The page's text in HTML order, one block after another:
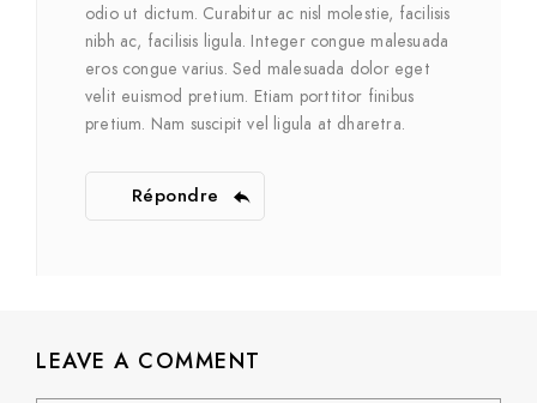
odio ut dictum. Curabitur ac nisl molestie, facilisis
nibh ac, facilisis ligula. Integer congue malesuada
eros congue varius. Sed malesuada dolor eget
velit euismod pretium. Etiam porttitor finibus
pretium. Nam suscipit vel ligula at dharetra.
Répondre
LEAVE A COMMENT